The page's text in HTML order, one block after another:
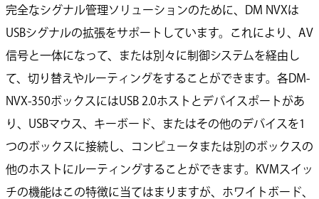
完全なシグナル管理ソリューションのために、DM NVXは
USBシグナルの拡張をサポートしています。これにより、AV
信号と一体になって、または別々に制御システムを経由し
て、切り替えやルーティングをすることができます。各DM-
NVX-350ボックスにはUSB 2.0ホストとデバイスポートがあ
り、USBマウス、キーボード、またはその他のデバイスを1
つのボックスに接続し、コンピュータまたは別のボックスの
他のホストにルーティングすることができます。KVMスイッ
チの機能はこの特徴に当てはまりますが、ホワイトボード、